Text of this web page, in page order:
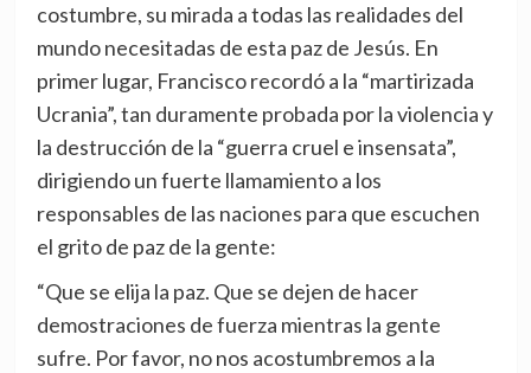
costumbre, su mirada a todas las realidades del
mundo necesitadas de esta paz de Jesús. En
primer lugar, Francisco recordó a la “martirizada
Ucrania”, tan duramente probada por la violencia y
la destrucción de la “guerra cruel e insensata”,
dirigiendo un fuerte llamamiento a los
responsables de las naciones para que escuchen
el grito de paz de la gente:
“Que se elija la paz. Que se dejen de hacer
demostraciones de fuerza mientras la gente
sufre. Por favor, no nos acostumbremos a la